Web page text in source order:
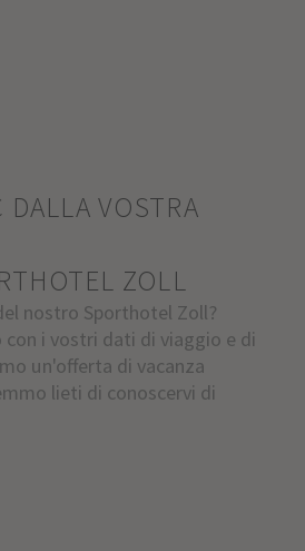
VOSTRA
ZOLL
nostro Sporthotel Zoll?
i vostri dati di viaggio e di
un'offerta di vacanza
lieti di conoscervi di